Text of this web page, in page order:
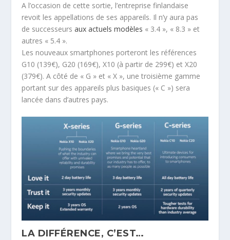
A l’occasion de cette sortie, l’entreprise finlandaise
revoit les appellations de ses appareils. Il n’y aura pas
de successeursaux actuels modèles « 3.4 », « 8.3 » et
autres « 5.4 ».
Les nouveaux smartphones porteront les références
G10 (139€), G20 (169€), X10 (à partir de 299€) et X20
(379€). A côté de « G » et « X », une troisième gamme
portant sur des appareils plus basiques (« C ») sera
lancée dans d’autres pays.
LA DIFFÉRENCE, C’EST…